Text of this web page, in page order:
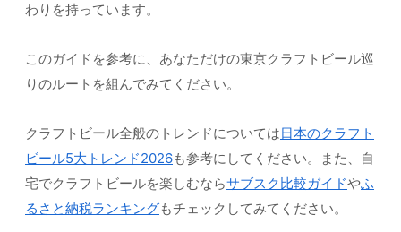
わりを持っています。
このガイドを参考に、あなただけの東京クラフトビール巡
りのルートを組んでみてください。
クラフトビール全般のトレンドについては日本のクラフト
ビール5大トレンド2026も参考にしてください。また、自
宅でクラフトビールを楽しむならサブスク比較ガイドやふ
るさと納税ランキングもチェックしてみてください。